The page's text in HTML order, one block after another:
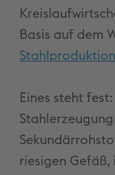
Basis auf dem
Eines steht
riesigen Gefäß,